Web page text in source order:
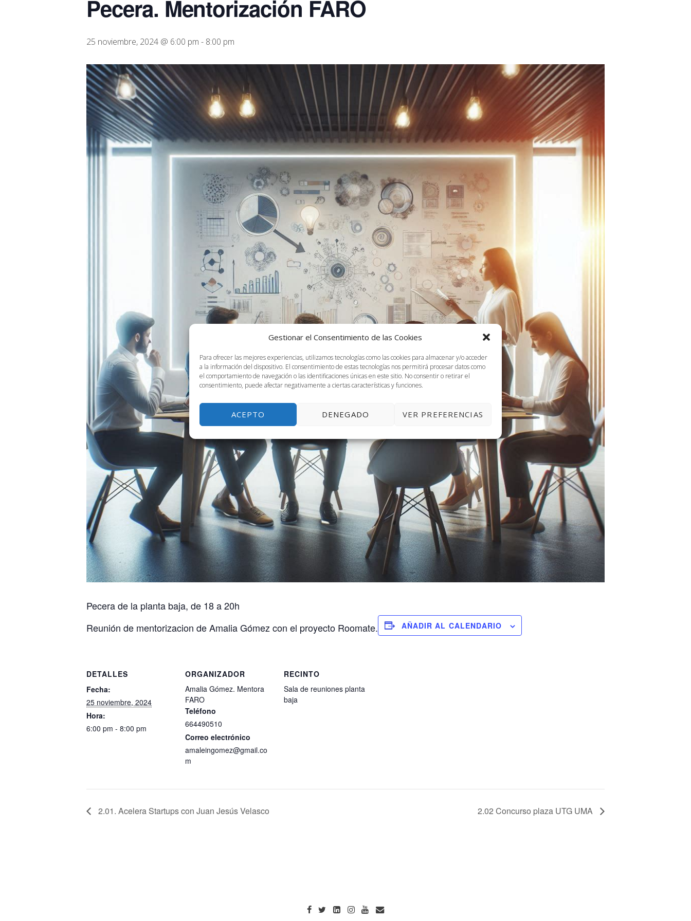
Gestionar el Consentimiento de las Cookies
Para ofrecer las mejores experiencias, utilizamos tecnologías como las cookies para almacenar y/o acceder
a la información del dispositivo. El consentimiento de estas tecnologías nos permitirá procesar datos como
el comportamiento de navegación o las identificaciones únicas en este sitio. No consentir o retirar el
consentimiento, puede afectar negativamente a ciertas características y funciones.
ACEPTO DENEGADO VER PREFERENCIAS
Pecera. Mentorización FARO
25 noviembre, 2024 @ 6:00 pm - 8:00 pm
Pecera de la planta baja, de 18 a 20h
Reunión de mentorizacion de Amalia Gómez con el proyecto Roomate.
AÑADIR AL CALENDARIO
DETALLES
Fecha:
25 noviembre, 2024
Hora:
6:00 pm - 8:00 pm
ORGANIZADOR
Amalia Gómez. Mentora
FARO
Teléfono
664490510
Correo electrónico
amaleingomez@gmail.co
m
RECINTO
Sala de reuniones planta
baja
2.01. Acelera Startups con Juan Jesús Velasco 2.02 Concurso plaza UTG UMA